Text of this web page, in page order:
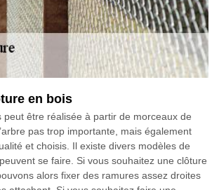
en bois
peut être réalisée à partir de morceaux de
pas trop importante, mais également
et choisis. Il existe divers modèles de
se faire. Si vous souhaitez une clôture
alors fixer des ramures assez droites